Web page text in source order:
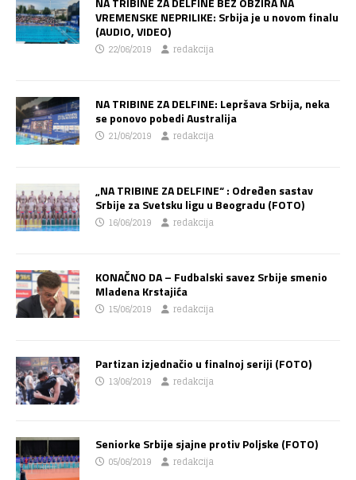
VREMENSKE NEPRILIKE: Srbija je u novom finalu
(AUDIO, VIDEO)
22/06/2019 redakcija
NA TRIBINE ZA DELFINE: Lepršava Srbija, neka
se ponovo pobedi Australija
21/06/2019 redakcija
„NA TRIBINE ZA DELFINE“ : Određen sastav
Srbije za Svetsku ligu u Beogradu (FOTO)
16/06/2019 redakcija
KONAČNO DA – Fudbalski savez Srbije smenio
Mladena Krstajića
15/06/2019 redakcija
Partizan izjednačio u finalnoj seriji (FOTO)
13/06/2019 redakcija
Seniorke Srbije sjajne protiv Poljske (FOTO)
05/06/2019 redakcija